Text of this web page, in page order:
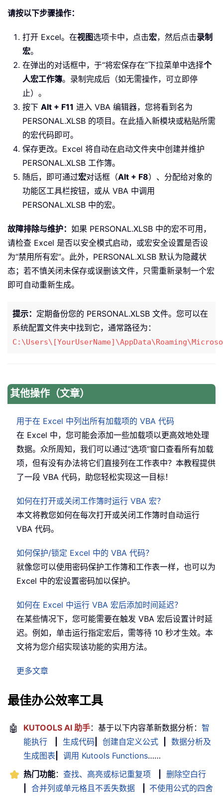
请按以下步骤操作：
打开 Excel。在视图选项卡中，点击宏，然后点击录制
宏。
在弹出的对话框中，于“将宏保存在”下拉菜单中选择个
人宏工作簿。录制完成后（如无需操作，可立即停
止）。
按下 Alt + F11 进入 VBA 编辑器，您将看到名为
PERSONAL.XLSB 的项目。在此插入新模块或粘贴所需
的宏代码即可。
保存更改。Excel 将自动在启动文件夹中创建并维护
PERSONAL.XLSB 工作簿。
随后，即可通过宏对话框（Alt + F8）、分配给对象的
功能区工具栏按钮，或从 VBA 中调用
PERSONAL.XLSB 中的宏。
故障排除与维护： 如果 PERSONAL.XLSB 中的宏不可用，
请检查 Excel 是否以安全模式启动，或宏安全设置是否设
为“禁用所有宏”。此外，PERSONAL.XLSB 默认为隐藏状
态；若不慎关闭未保存或误删该文件，只需重新录制一个宏
即可自动重新生成。
提示： 定期备份您的 PERSONAL.XLSB 文件。您可以在
系统配置文件夹中找到它，通常路径为：
其他操作（文章）
用于在 Excel 中列出所有加载项的 VBA 代码
在 Excel 中，您可能会添加一些加载项以更高效地处理
数据。众所周知，我们可以通过“选项”窗口查看所有加载
项，但有没有办法将它们直接列在工作表中？本教程提供
了一段 VBA 代码，助您轻松实现这一目标！
如何在打开或关闭工作簿时运行 VBA 宏？
本文将教您如何在每次打开或关闭工作簿时自动运行
VBA 代码。
如何保护/锁定 Excel 中的 VBA 代码？
就像您可以使用密码保护工作簿和工作表一样，也可以为
Excel 中的宏设置密码加以保护。
如何在 Excel 中运行 VBA 宏后添加时间延迟？
在某些情况下，您可能需要在触发 VBA 宏后设置计时延
迟。例如，单击运行指定宏后，需等待 10 秒才生效。本
文将为您介绍实现该功能的实用方法。
更多文章
最佳办公效率工具
🤖 KUTOOLS AI 助手：基于以下内容革新数据分析： 智
能执行
生成代码 创建自定义公式
数据分析及
生成图表
调用 Kutools Functions……
热门功能： 查找、高亮或标记重复项
删除空白行
合并列或单元格且不丢失数据
不使用公式的四舍